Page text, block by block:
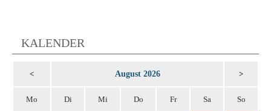
KALENDER
< August 2026 >
Mo Di Mi Do Fr Sa So